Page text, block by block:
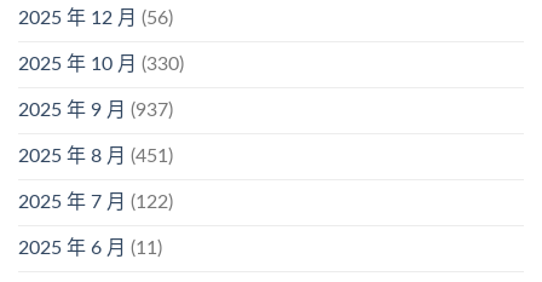
2025 年 12 月 (56)
2025 年 10 月 (330)
2025 年 9 月 (937)
2025 年 8 月 (451)
2025 年 7 月 (122)
2025 年 6 月 (11)